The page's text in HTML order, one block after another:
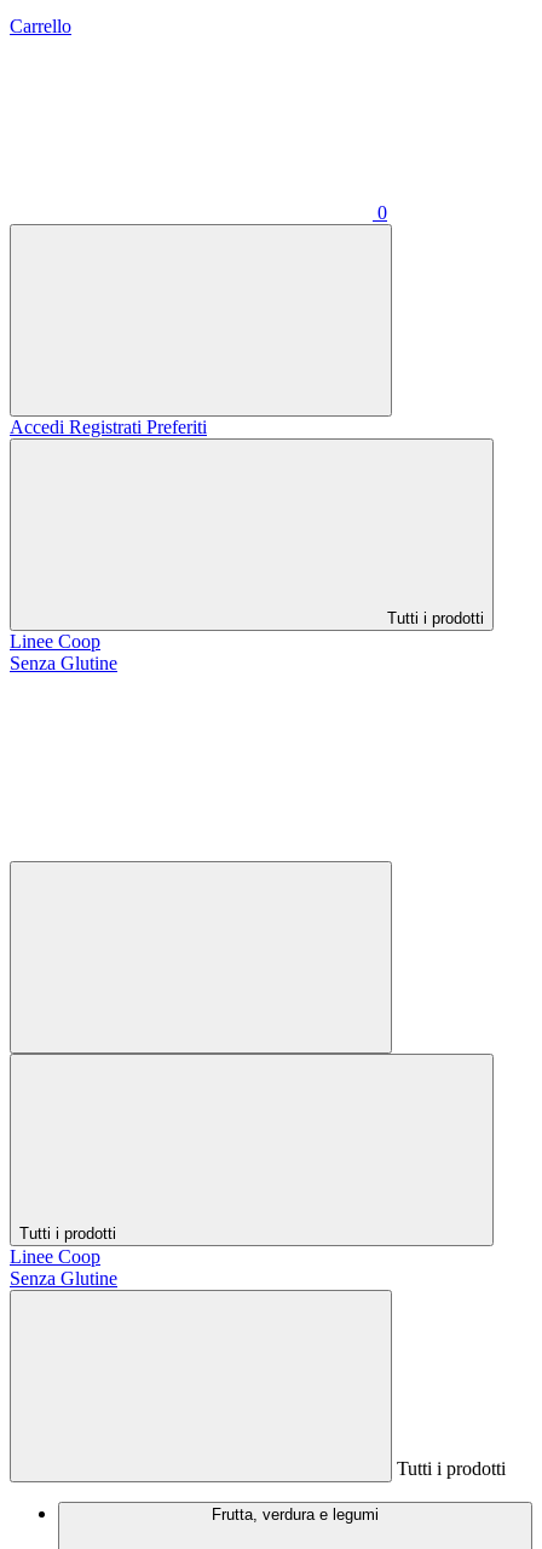
Carrello
0
Accedi Registrati Preferiti
Tutti i prodotti
Linee Coop
Senza Glutine
Tutti i prodotti
Linee Coop
Senza Glutine
Tutti i prodotti
Frutta, verdura e legumi